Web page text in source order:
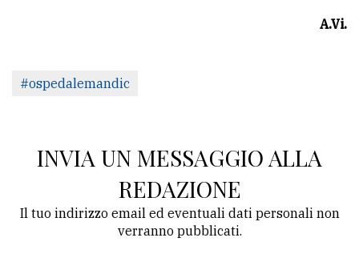
A.Vi.
#ospedalemandic
INVIA UN MESSAGGIO ALLA
REDAZIONE
Il tuo indirizzo email ed eventuali dati personali non
verranno pubblicati.